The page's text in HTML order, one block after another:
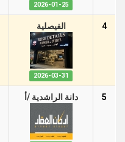
2026-01-25
4 الفيصلية
2026-03-31
5 دانة الراشدية /أ